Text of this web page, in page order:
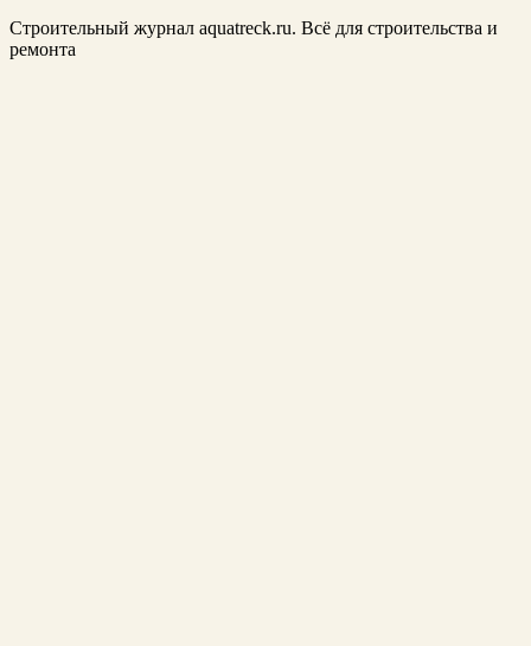
Строительный журнал aquatreck.ru. Всё для строительства и
ремонта